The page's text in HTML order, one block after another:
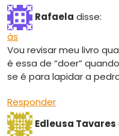
Rafaela disse:
às
Vou revisar meu livro
é essa de “doer”
se é para lapidar a
Responder
Edleusa Tavares